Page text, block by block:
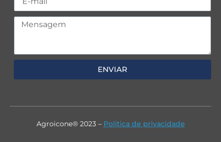
ENVIAR
Agroicone® 2023 – Política de privacidade